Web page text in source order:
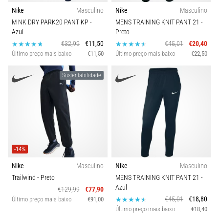
avalia
velocidade,
agilidade
as
realizado
corretamente,
6. 8. 2026
Nike
Masculino
M NK DRY PARK20 PANT KP -
Azul
€32,99
€11,50
Último preço mais baixo €11,50
Nike
Masculino
MENS TRAINING KNIT PANT 21 -
Preto
€45,01
€20,40
Último preço mais baixo €22,50
Sustentabilidade
-14%
Nike
Masculino
Trailwind - Preto
€129,99
€77,90
Último preço mais baixo €91,00
Nike
Masculino
MENS TRAINING KNIT PANT 21 -
Azul
€45,01
€18,80
Último preço mais baixo €18,40